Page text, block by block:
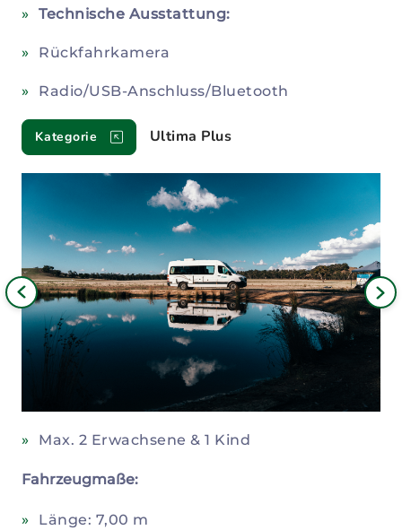
Technische Ausstattung:
Rückfahrkamera
Radio/USB-Anschluss/Bluetooth
Kategorie Ultima Plus
Max. 2 Erwachsene & 1 Kind
Fahrzeugmaße:
Länge: 7,00 m